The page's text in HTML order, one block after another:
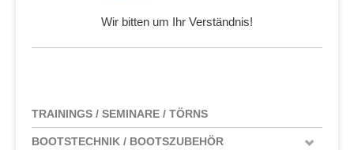
Wir bitten um Ihr Verständnis!
TRAININGS / SEMINARE / TÖRNS
BOOTSTECHNIK / BOOTSZUBEHÖR